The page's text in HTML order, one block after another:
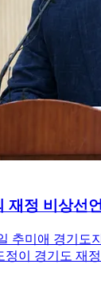
재정 비상선
추미애 경기도
이 경기도 재